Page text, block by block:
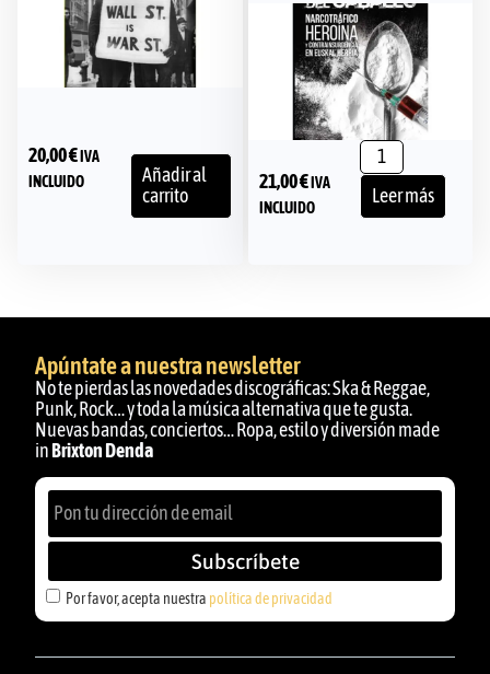
20,00€ IVA
INCLUIDO
Añadir al
carrito
21,00€ IVA
INCLUIDO
Leer más
Apúntate a nuestra newsletter
No te pierdas las novedades discográficas: Ska & Reggae,
Punk, Rock… y toda la música alternativa que te gusta.
Nuevas bandas, conciertos… Ropa, estilo y diversión made
inBrixton Denda
Por favor, acepta nuestra política de privacidad
Subscríbete